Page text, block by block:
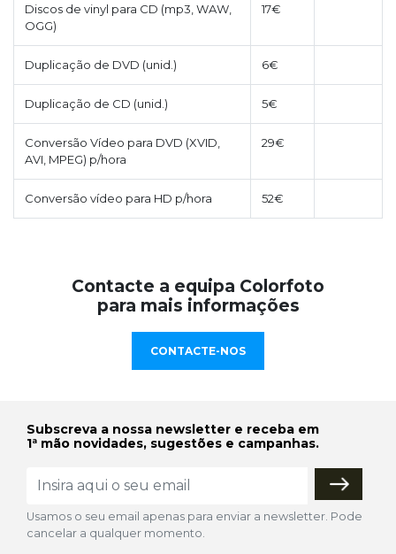
Discos de vinyl para CD (mp3, WAW,
OGG)
17€
Duplicação de DVD (unid.) 6€
Duplicação de CD (unid.) 5€
Conversão Vídeo para DVD (XVID,
AVI, MPEG) p/hora
29€
Conversão vídeo para HD p/hora 52€
Contacte a equipa Colorfoto
para mais informações
CONTACTE-NOS
Subscreva a nossa newsletter e receba em
1ª mão novidades, sugestões e campanhas.
Usamos o seu email apenas para enviar a newsletter. Pode
cancelar a qualquer momento.